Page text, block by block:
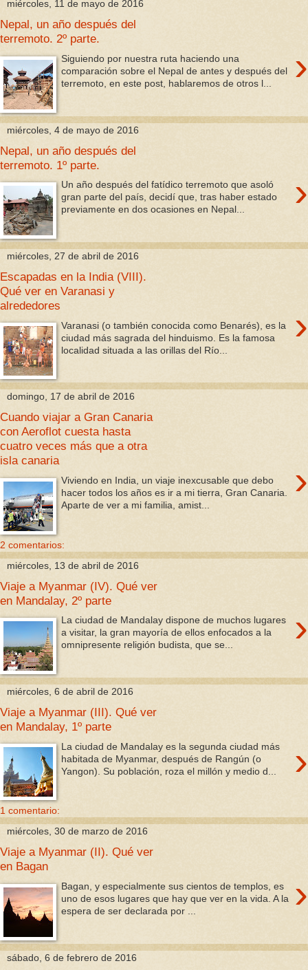
miércoles, 11 de mayo de 2016
Nepal, un año después del
terremoto. 2º parte.
›
Siguiendo por nuestra ruta haciendo una
comparación sobre el Nepal de antes y después del
terremoto, en este post, hablaremos de otros l...
miércoles, 4 de mayo de 2016
Nepal, un año después del
terremoto. 1º parte.
›
Un año después del fatídico terremoto que asoló
gran parte del país, decidí que, tras haber estado
previamente en dos ocasiones en Nepal...
miércoles, 27 de abril de 2016
Escapadas en la India (VIII).
Qué ver en Varanasi y
alrededores
›
Varanasi (o también conocida como Benarés), es la
ciudad más sagrada del hinduismo. Es la famosa
localidad situada a las orillas del Río...
domingo, 17 de abril de 2016
Cuando viajar a Gran Canaria
con Aeroflot cuesta hasta
cuatro veces más que a otra
isla canaria
›
Viviendo en India, un viaje inexcusable que debo
hacer todos los años es ir a mi tierra, Gran Canaria.
Aparte de ver a mi familia, amist...
2 comentarios:
miércoles, 13 de abril de 2016
Viaje a Myanmar (IV). Qué ver
en Mandalay, 2º parte
›
La ciudad de Mandalay dispone de muchos lugares
a visitar, la gran mayoría de ellos enfocados a la
omnipresente religión budista, que se...
miércoles, 6 de abril de 2016
Viaje a Myanmar (III). Qué ver
en Mandalay, 1º parte
›
La ciudad de Mandalay es la segunda ciudad más
habitada de Myanmar, después de Rangún (o
Yangon). Su población, roza el millón y medio d...
1 comentario:
miércoles, 30 de marzo de 2016
Viaje a Myanmar (II). Qué ver
en Bagan
›
Bagan, y especialmente sus cientos de templos, es
uno de esos lugares que hay que ver en la vida. A la
espera de ser declarada por ...
sábado, 6 de febrero de 2016